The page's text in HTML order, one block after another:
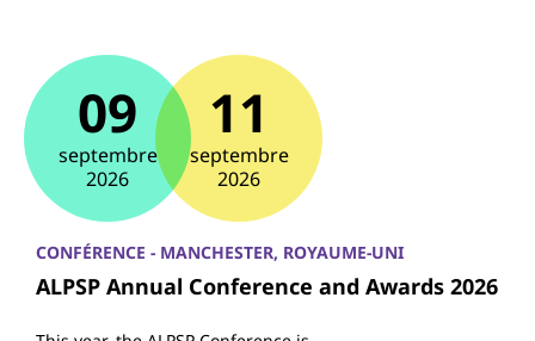
09
septembre
2026
11
septembre
2026
CONFÉRENCE - MANCHESTER, ROYAUME-UNI
ALPSP Annual Conference and Awards 2026